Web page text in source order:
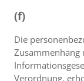
(f)
Die
Zusammenhang
Verordnung,